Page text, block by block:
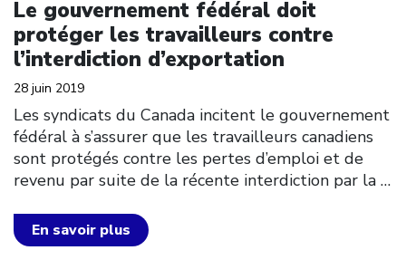
Le gouvernement fédéral doit
protéger les travailleurs contre
l’interdiction d’exportation
28 juin 2019
Les syndicats du Canada incitent le gouvernement
fédéral à s’assurer que les travailleurs canadiens
sont protégés contre les pertes d’emploi et de
revenu par suite de la récente interdiction par la …
En savoir plus